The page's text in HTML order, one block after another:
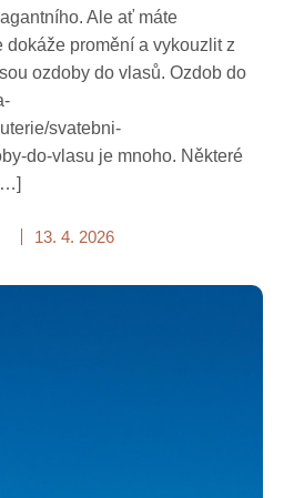
Ale ať máte
dokáže promění a vykouzlit z
ozdoby do vlasů. Ozdob do
svatebni-
do-vlasu je mnoho. Některé
13. 4. 2026